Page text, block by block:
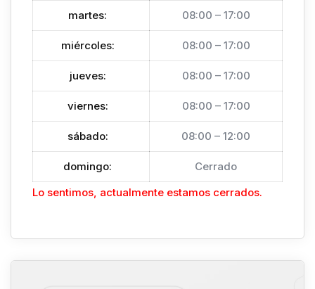
martes: 08:00 – 17:00
miércoles: 08:00 – 17:00
jueves: 08:00 – 17:00
viernes: 08:00 – 17:00
sábado: 08:00 – 12:00
domingo:
Cerrado
Lo sentimos, actualmente estamos cerrados.